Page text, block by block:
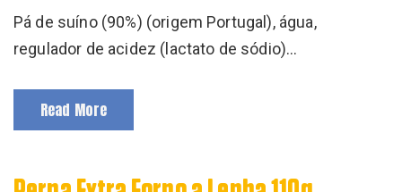
Pá de suíno (90%) (origem Portugal), água,
regulador de acidez (lactato de sódio)…
Read More